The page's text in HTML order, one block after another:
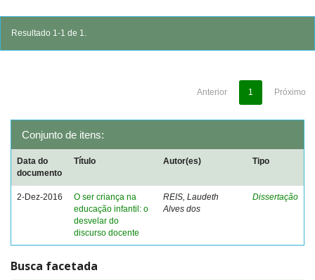
Resultado 1-1 de 1.
Anterior 1 Próximo
Conjunto de itens:
Data do
documento
Título Autor(es) Tipo
2-Dez-2016
O ser criança na
educação infantil: o
desvelar do
discurso docente
REIS, Laudeth
Alves dos
Dissertação
Busca facetada